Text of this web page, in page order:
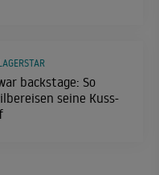
backstage: So
seine Kuss-